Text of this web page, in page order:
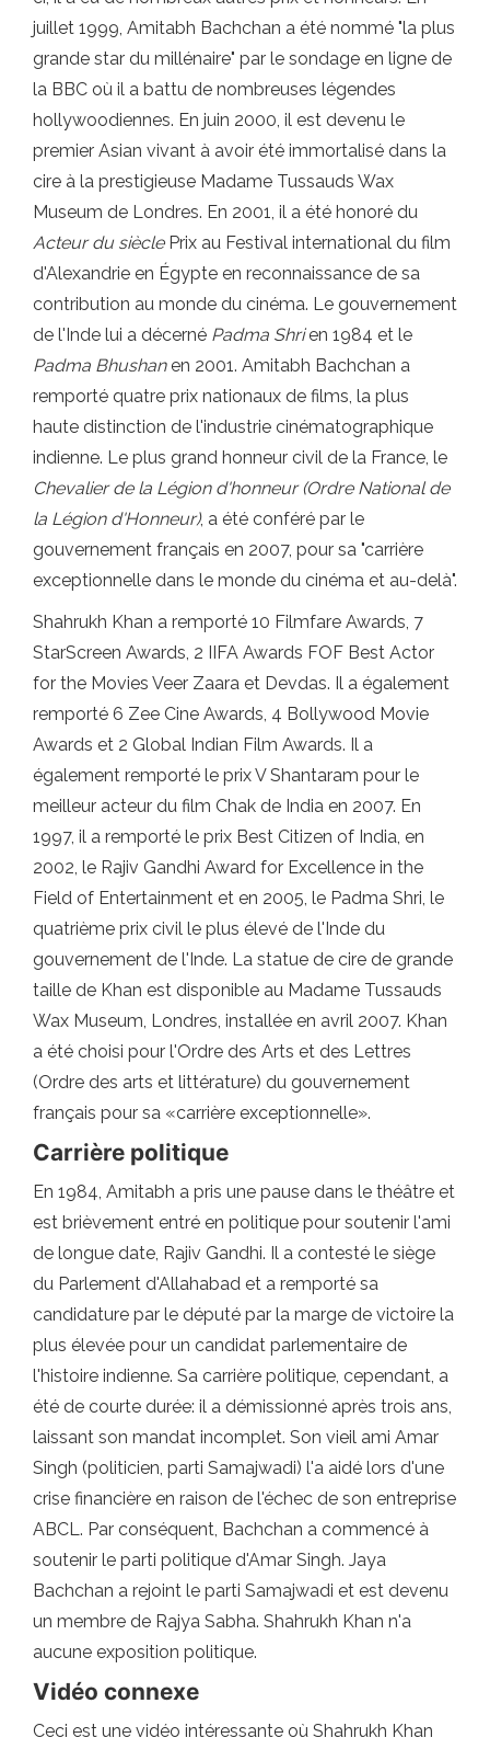
juillet 1999, Amitabh Bachchan a été nommé "la plus
grande star du millénaire" par le sondage en ligne de
la BBC où il a battu de nombreuses légendes
hollywoodiennes. En juin 2000, il est devenu le
premier Asian vivant à avoir été immortalisé dans la
cire à la prestigieuse Madame Tussauds Wax
Museum de Londres. En 2001, il a été honoré du
Acteur du sièclePrix ​​au Festival international du film
d'Alexandrie en Égypte en reconnaissance de sa
contribution au monde du cinéma. Le gouvernement
de l'Inde lui a décerné Padma Shrien 1984 et le
Padma Bhushanen 2001. Amitabh Bachchan a
remporté quatre prix nationaux de films, la plus
haute distinction de l'industrie cinématographique
indienne. Le plus grand honneur civil de la France, le
Chevalier de la Légion d'honneur (Ordre National de
la Légion d'Honneur), a été conféré par le
gouvernement français en 2007, pour sa "carrière
exceptionnelle dans le monde du cinéma et au-delà".
Shahrukh Khan a remporté 10 Filmfare Awards, 7
StarScreen Awards, 2 IIFA Awards FOF Best Actor
for the Movies Veer Zaara et Devdas. Il a également
remporté 6 Zee Cine Awards, 4 Bollywood Movie
Awards et 2 Global Indian Film Awards. Il a
également remporté le prix V Shantaram pour le
meilleur acteur du film Chak de India en 2007. En
1997, il a remporté le prix Best Citizen of India, en
2002, le Rajiv Gandhi Award for Excellence in the
Field of Entertainment et en 2005, le Padma Shri, le
quatrième prix civil le plus élevé de l'Inde du
gouvernement de l'Inde. La statue de cire de grande
taille de Khan est disponible au Madame Tussauds
Wax Museum, Londres, installée en avril 2007. Khan
a été choisi pour l'Ordre des Arts et des Lettres
(Ordre des arts et littérature) du gouvernement
français pour sa «carrière exceptionnelle».
Carrière politique
En 1984, Amitabh a pris une pause dans le théâtre et
est brièvement entré en politique pour soutenir l'ami
de longue date, Rajiv Gandhi. Il a contesté le siège
du Parlement d'Allahabad et a remporté sa
candidature par le député par la marge de victoire la
plus élevée pour un candidat parlementaire de
l'histoire indienne. Sa carrière politique, cependant, a
été de courte durée: il a démissionné après trois ans,
laissant son mandat incomplet. Son vieil ami Amar
Singh (politicien, parti Samajwadi) l'a aidé lors d'une
crise financière en raison de l'échec de son entreprise
ABCL. Par conséquent, Bachchan a commencé à
soutenir le parti politique d'Amar Singh. Jaya
Bachchan a rejoint le parti Samajwadi et est devenu
un membre de Rajya Sabha. Shahrukh Khan n'a
aucune exposition politique.
Vidéo connexe
Ceci est une vidéo intéressante où Shahrukh Khan